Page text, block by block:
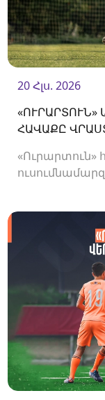
20 Հլս. 2026
ՀԱՎԱՔԸ
«Ուրարտուն»